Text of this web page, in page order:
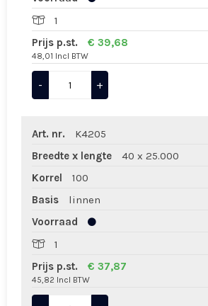
1
Prijs p.st.
€ 39,68
48,01 Incl BTW
- +
Art. nr.
K4205
Breedte x lengte
40 x 25.000
Korrel
100
Basis
linnen
Voorraad
1
Prijs p.st.
€ 37,87
45,82 Incl BTW